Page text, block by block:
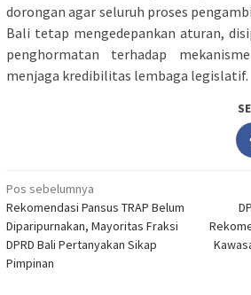
dorongan agar seluruh proses
Bali tetap mengedepankan aturan,
penghormatan terhadap
menjaga kredibilitas lembaga legislatif.
Navigasi
pos
Pos sebelumnya
Rekomendasi Pansus TRAP Belum
Diparipurnakan, Mayoritas Fraksi
DPRD Bali Pertanyakan Sikap
Pimpinan